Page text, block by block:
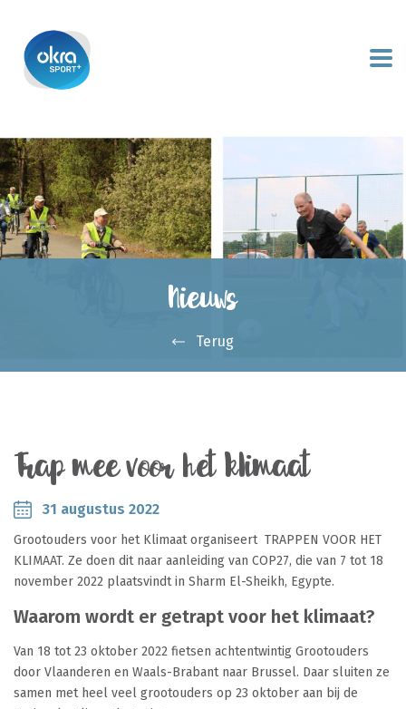
Nieuws
Terug
Trap mee voor het klimaat
31 augustus 2022
Grootouders voor het Klimaat organiseert TRAPPEN VOOR HET
KLIMAAT. Ze doen dit naar aanleiding van COP27, die van 7 tot 18
november 2022 plaatsvindt in Sharm El-Sheikh, Egypte.
Waarom wordt er getrapt voor het klimaat?
Van 18 tot 23 oktober 2022 fietsen achtentwintig Grootouders
door Vlaanderen en Waals-Brabant naar Brussel. Daar sluiten ze
samen met heel veel grootouders op 23 oktober aan bij de